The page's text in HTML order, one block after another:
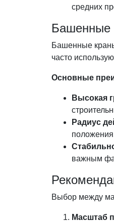
средних
Башенные
Башенные
часто
Основные
Высокая
Радиус
важным
Выбор между
Масштаб